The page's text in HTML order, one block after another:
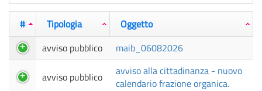
# Tipologia
Oggetto
avviso pubblico
maib_06082026
avviso pubblico
avviso alla cittadinanza - nuovo
calendario frazione organica.